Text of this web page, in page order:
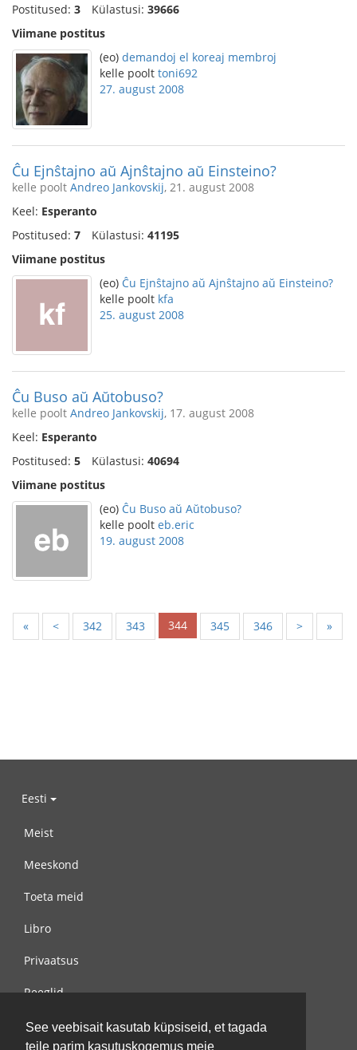
See veebisait kasutab küpsiseid, et tagada
teile parim kasutuskogemus meie
Postitused: 3 Külastusi: 39666
Viimane postitus
(eo) demandoj el koreaj membroj
kelle poolt toni692
27. august 2008
Ĉu Ejnŝtajno aŭ Ajnŝtajno aŭ Einsteino?
kelle poolt Andreo Jankovskij, 21. august 2008
Keel: Esperanto
Postitused: 7 Külastusi: 41195
Viimane postitus
(eo) Ĉu Ejnŝtajno aŭ Ajnŝtajno aŭ Einsteino?
kelle poolt kfa
25. august 2008
Ĉu Buso aŭ Aŭtobuso?
kelle poolt Andreo Jankovskij, 17. august 2008
Keel: Esperanto
Postitused: 5 Külastusi: 40694
Viimane postitus
(eo) Ĉu Buso aŭ Aŭtobuso?
kelle poolt eb.eric
19. august 2008
« < 342 343 344 345 346 > »
Eesti
Meist
Meeskond
Toeta meid
Libro
Privaatsus
Reeglid
Võta meiega ühendust